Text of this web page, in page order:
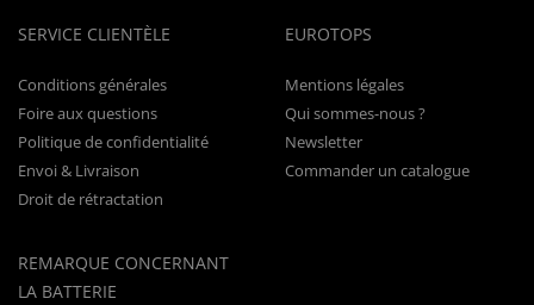
SERVICE CLIENTÈLE
Conditions générales
Foire aux questions
Politique de confidentialité
Envoi & Livraison
Droit de rétractation
REMARQUE CONCERNANT
LA BATTERIE
EUROTOPS
Mentions légales
Qui sommes-nous ?
Newsletter
Commander un catalogue